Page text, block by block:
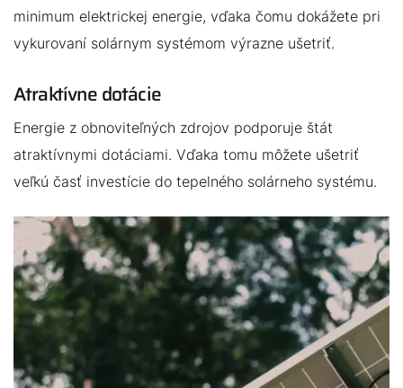
minimum elektrickej energie, vďaka čomu dokážete pri
vykurovaní solárnym systémom výrazne ušetriť.
Atraktívne dotácie
Energie z obnoviteľných zdrojov podporuje štát
atraktívnymi dotáciami. Vďaka tomu môžete ušetriť
veľkú časť investície do tepelného solárneho systému.